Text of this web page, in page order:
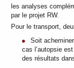
les analyses
par le projet RW.
Pour le transport,
Soit
cas l’autopsie
des résultats